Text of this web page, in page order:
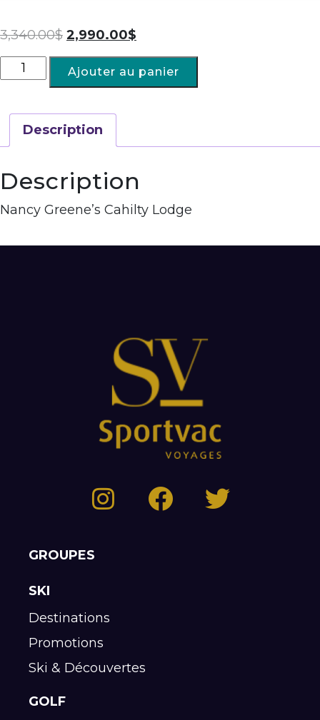
3,340.00$ 2,990.00$
Ajouter au panier
Description
Description
Nancy Greene’s Cahilty Lodge
GROUPES
SKI
Destinations
Promotions
Ski & Découvertes
GOLF